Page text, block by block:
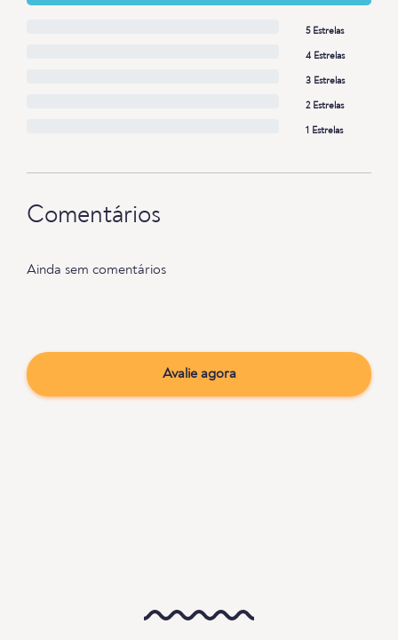
5 Estrelas
4 Estrelas
3 Estrelas
2 Estrelas
1 Estrelas
Comentários
Ainda sem comentários
Avalie agora